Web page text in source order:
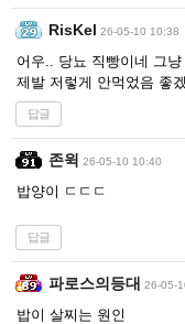
RisKel 26-05-10 10:38
어우.. 당뇨 직빵이네 그냥
제발 저렇게 안먹었음 좋
답글
존윅 26-05-10 10:40
밥양이 ㄷㄷㄷ
답글
파로스의등대 26-05-
밥이 살찌는 원인